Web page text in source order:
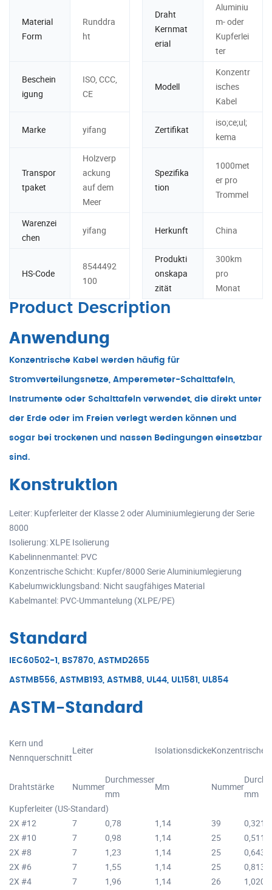
Material
Form
Runddra
ht
Draht
Kernmat
erial
Aluminiu
m- oder
Kupferlei
ter
Beschein
igung
ISO, CCC,
CE
Modell
Konzentr
isches
Kabel
Marke yifang Zertifikat
iso;ce;ul;
kema
Transpor
tpaket
Holzverp
ackung
auf dem
Meer
Spezifika
tion
1000met
er pro
Trommel
Warenzei
chen
yifang Herkunft China
HS-Code
8544492
100
Produkti
onskapa
zität
300km
pro
Monat
Product Description
Anwendung
Konzentrische Kabel werden häufig für
Stromverteilungsnetze, Amperemeter-Schalttafeln,
Instrumente oder Schalttafeln verwendet, die direkt unter
der Erde oder im Freien verlegt werden können und
sogar bei trockenen und nassen Bedingungen einsetzbar
sind.
Konstruktion
Leiter: Kupferleiter der Klasse 2 oder Aluminiumlegierung der Serie
8000
Isolierung: XLPE Isolierung
Kabelinnenmantel: PVC
Konzentrische Schicht: Kupfer/8000 Serie Aluminiumlegierung
Kabelumwicklungsband: Nicht saugfähiges Material
Kabelmantel: PVC-Ummantelung (XLPE/PE)
Standard
IEC60502-1, BS7870, ASTMD2655
ASTMB556, ASTMB193, ASTMB8, UL44, UL1581, UL854
ASTM-Standard
Kern und
Nennquerschnitt
Leiter IsolationsdickeKonzentrischer
Drahtstärke Nummer
Durchmesser
mm
Mm Nummer
mm
Kupferleiter (US-Standard)
2X #12
7 0,78 1,14 39
0,321
2X #10
7 0,98 1,14 25
0,511
2X #8
7 1,23 1,14 25
0,643
2X #6
7 1,55 1,14 25
0,813
2X #4
7 1,96 1,14 26 1,020